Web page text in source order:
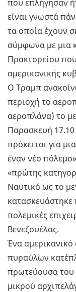
που επλήγησαν
είναι γνωστά
τα οποία έχουν
σύμφωνα με μια
Πρακτορείου που
αμερικανικής
Ο Τραμπ
περιοχή το
αεροπλάνα) το
Παρασκευή
πρόκειται για
έναν νέο
«πρώτης
Ναυτικό ως το
κατασκευάστηκε
πολεμικές
Βενεζουέλας.
Ένα
πυραύλων
πρωτεύουσα του
μικρού